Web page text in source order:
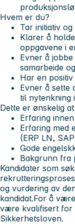
Hvem er du?
Tar initiativ
Klarer å
oppgavene i
Evner å
samarbeide
Har en
Evner å sette
til nytenkning
Dette er ønskelig
Erfaring
Erfaring med
(ERP LN,
Gode
Bakgrunn fra
Kandidater som
og vurdering av
kandidat.For å
være kvalifisert for
Sikkerhetsloven.